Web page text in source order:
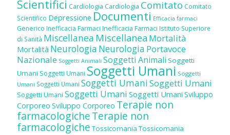
Scientifici Cardiologia Cardiologia Comitato Comitato
Scientifico Depressione Documenti Efficacia farmaci
Generico Inefficacia Farmaci Inefficacia Farmaci Istituto Superiore
di Sanità Miscellanea Miscellanea Mortalità
Mortalità Neurologia Neurologia Portavoce
Nazionale Soggetti Animali Soggetti Animali Soggetti
Umani Soggetti Umani Soggetti Umani Soggetti
Umani Soggetti Umani Soggetti UmaniSoggetti Umani
Soggetti Umani Soggetti Umani Soggetti Umani Sviluppo
Corporeo Sviluppo Corporeo Terapie non
farmacologicheTerapie non
farmacologiche Tossicomania Tossicomania